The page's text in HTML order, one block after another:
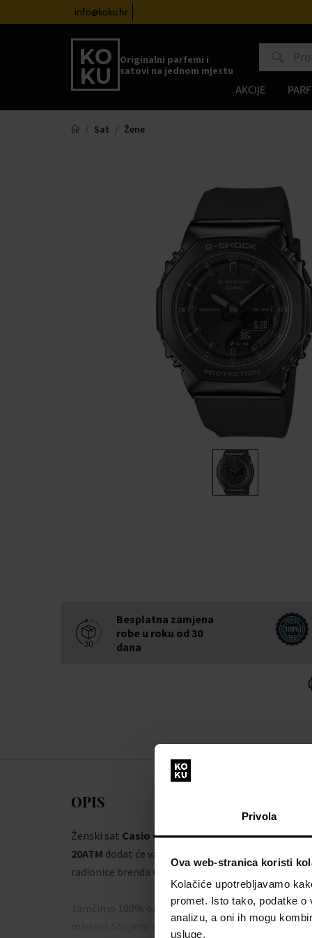
Privola
Ova web-stranica koristi
Kolačiće upotrebljavamo
promet. Isto tako, podatke
analizu, a oni ih mogu
usluge.
info@koku.hr
Originalni parfemi i
satovi na jednom mjestu
AKCIJE
Sat Žene
Besplatna zamjena
robe u roku od 30
dana
OPIS
Ženski sat Casio GM-S2110B-8AER Ladies
20ATM dodat će vam eleganciju i upotpuni vaš stil.
radionice brenda Casio
Jamčimo 100% originalnost robe i besplatnu
mjeseci. Stojimo iza proizvoda u našoj ponudi.